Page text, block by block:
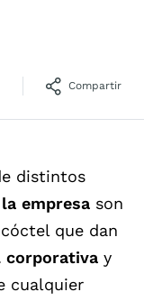
Compartir
distintos
empresa son
que dan
corporativa y
cualquier